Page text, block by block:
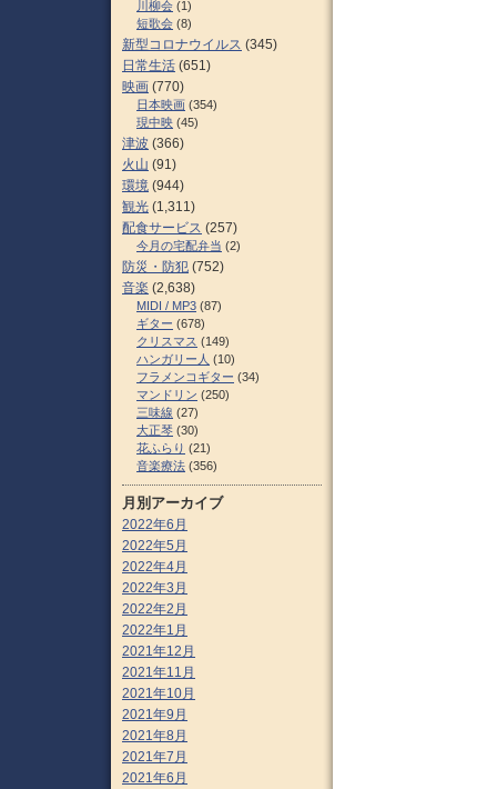
川柳会 (1)
短歌会 (8)
新型コロナウイルス (345)
日常生活 (651)
映画 (770)
日本映画 (354)
現中映 (45)
津波 (366)
火山 (91)
環境 (944)
観光 (1,311)
配食サービス (257)
今月の宅配弁当 (2)
防災・防犯 (752)
音楽 (2,638)
MIDI / MP3 (87)
ギター (678)
クリスマス (149)
ハンガリー人 (10)
フラメンコギター (34)
マンドリン (250)
三味線 (27)
大正琴 (30)
花ふらり (21)
音楽療法 (356)
月別アーカイブ
2022年6月
2022年5月
2022年4月
2022年3月
2022年2月
2022年1月
2021年12月
2021年11月
2021年10月
2021年9月
2021年8月
2021年7月
2021年6月